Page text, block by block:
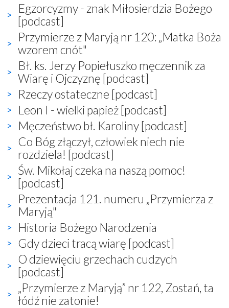
Egzorcyzmy - znak Miłosierdzia Bożego
[podcast]
Przymierze z Maryją nr 120: „Matka Boża
wzorem cnót"
Bł. ks. Jerzy Popiełuszko męczennik za
Wiarę i Ojczyznę [podcast]
Rzeczy ostateczne [podcast]
Leon I - wielki papież [podcast]
Męczeństwo bł. Karoliny [podcast]
Co Bóg złączył, człowiek niech nie
rozdziela! [podcast]
Św. Mikołaj czeka na naszą pomoc!
[podcast]
Prezentacja 121. numeru „Przymierza z
Maryją"
Historia Bożego Narodzenia
Gdy dzieci tracą wiarę [podcast]
O dziewięciu grzechach cudzych
[podcast]
„Przymierze z Maryją” nr 122, Zostań, ta
łódź nie zatonie!